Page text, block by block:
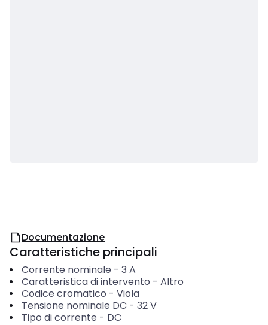
Documentazione
Caratteristiche principali
Corrente nominale - 3 A
Caratteristica di intervento - Altro
Codice cromatico - Viola
Tensione nominale DC - 32V
Tipo di corrente - DC